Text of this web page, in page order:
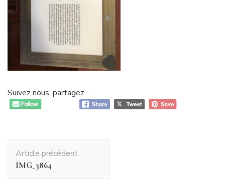
Suivez nous, partagez....
d'article
Article précédent
IMG_3864